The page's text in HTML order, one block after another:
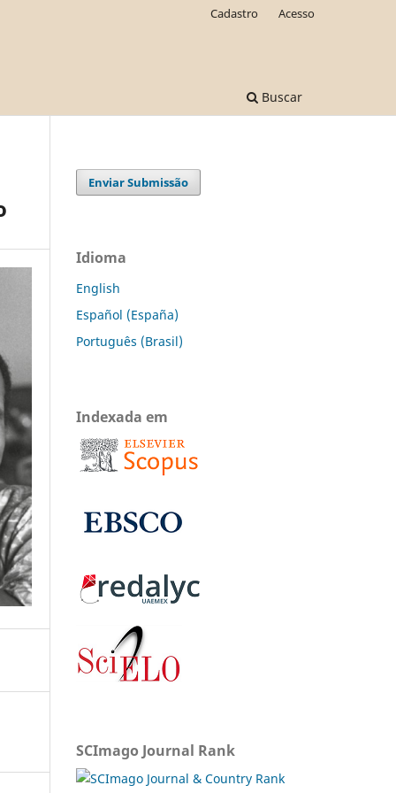
Buscar
Cadastro Acesso
Enviar Submissão
Idioma
English
Español (España)
Português (Brasil)
Indexada em
SCImago Journal Rank